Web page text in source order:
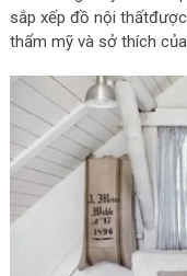
sắp xếp đồ nội
thẩm mỹ và sở thích